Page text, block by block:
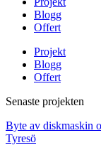
Blogg
Offert
Projekt
Blogg
Offert
Senaste projekten
Byte av diskmaskin
Tyresö